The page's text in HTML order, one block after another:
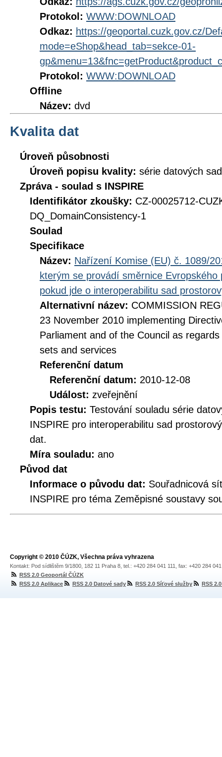
Protokol: WWW:DOWNLOAD
Odkaz: https://geoportal.cuzk.gov.cz/
mode=eShop&head_tab=sekce-01-
Protokol: WWW:DOWNLOAD
Offline
Název: dvd
Kvalita dat
Úroveň působnosti
Úroveň popisu kvality: série datových sad
Zpráva - soulad s INSPIRE
Identifikátor zkoušky: CZ-00025712-
DQ_DomainConsistency-1
Soulad
Specifikace
Název: Nařízení Komise (EU) č. 1089/
kterým se provádí směrnice
pokud jde o interoperabilitu sad
Alternativní název: COMMISSION
23 November 2010 implementing
Parliament and of the Council as
sets and services
Referenční datum
Referenční datum: 2010-12-08
Událost: zveřejnění
Popis testu: Testování souladu série
INSPIRE pro interoperabilitu sad
dat.
Míra souladu: ano
Původ dat
Informace o původu dat: Souřadnicová
INSPIRE pro téma Zeměpisné soustavy
Copyright © 2010 ČÚZK, Všechna práva vyhrazena
Kontakt: Pod sídlištěm 9/1800, 182 11 Praha 8, tel.: +420 284 041 111, fax: +420 284
RSS 2.0 Geoportál ČÚZK
RSS 2.0 Aplikace
RSS 2.0 Datové sady RSS 2.0 Síťové služby RSS